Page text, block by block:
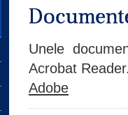
Unele
Acrobat
Adobe